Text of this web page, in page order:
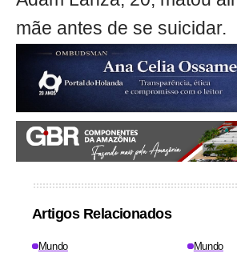
mãe antes de se suicidar.
Artigos Relacionados
Mundo Mundo